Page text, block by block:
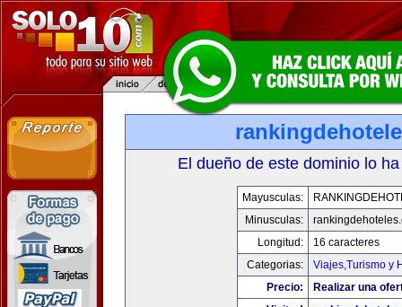
El dueño de este dominio lo
Mayusculas:
Minusculas:
Longitud:
16 caracteres
Categorias:
Viajes,Turismo y
Precio:
Realizar una